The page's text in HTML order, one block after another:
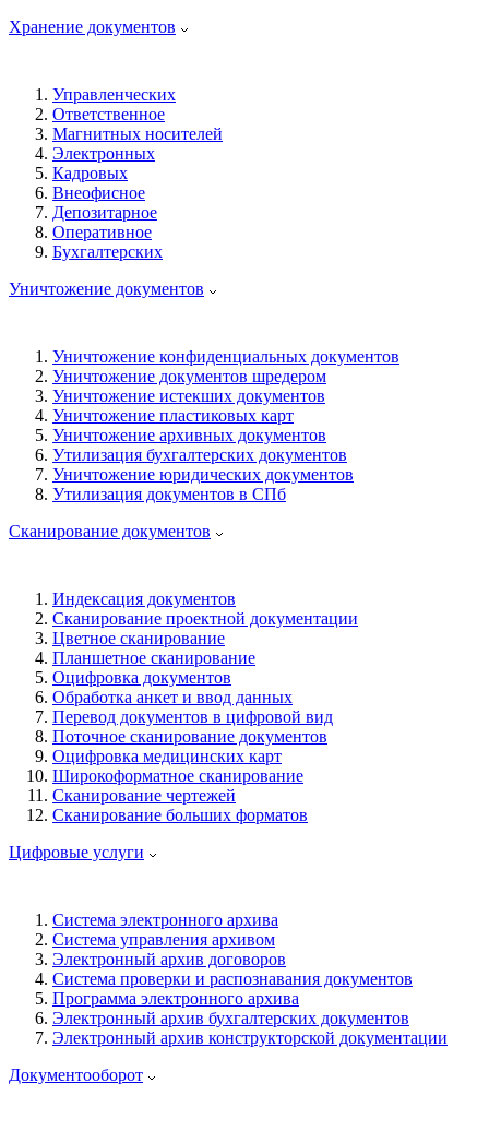
Хранение документов
Управленческих
Ответственное
Магнитных носителей
Электронных
Кадровых
Внеофисное
Депозитарное
Оперативное
Бухгалтерских
Уничтожение документов
Уничтожение конфиденциальных документов
Уничтожение документов шредером
Уничтожение истекших документов
Уничтожение пластиковых карт
Уничтожение архивных документов
Утилизация бухгалтерских документов
Уничтожение юридических документов
Утилизация документов в СПб
Сканирование документов
Индексация документов
Сканирование проектной документации
Цветное сканирование
Планшетное сканирование
Оцифровка документов
Обработка анкет и ввод данных
Перевод документов в цифровой вид
Поточное сканирование документов
Оцифровка медицинских карт
Широкоформатное сканирование
Сканирование чертежей
Сканирование больших форматов
Цифровые услуги
Система электронного архива
Система управления архивом
Электронный архив договоров
Система проверки и распознавания документов
Программа электронного архива
Электронный архив бухгалтерских документов
Электронный архив конструкторской документации
Документооборот